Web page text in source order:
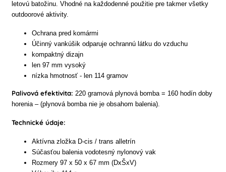
letovú batožinu. Vhodné na každodenné použitie pre takmer všetky
outdoorové aktivity.
Ochrana pred komármi
Účinný vankúšik odparuje ochrannú látku do vzduchu
kompaktný dizajn
len 97 mm vysoký
nízka hmotnosť - len 114 gramov
Palivová efektivita: 220 gramová plynová bomba = 160 hodín doby
horenia – (plynová bomba nie je obsahom balenia).
Technické údaje:
Aktívna zložka D-cis / trans alletrín
Súčasťou balenia vodotesný nylonový vak
Rozmery 97 x 50 x 67 mm (DxŠxV)